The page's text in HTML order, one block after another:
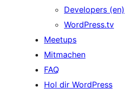
Developers (en)
WordPress.tv
Meetups
Mitmachen
FAQ
Hol dir WordPress